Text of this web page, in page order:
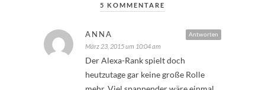
5 KOMMENTARE
Antworten
ANNA
März 23, 2015 um 10:04 am
Der Alexa-Rank spielt doch
heutzutage gar keine große Rolle